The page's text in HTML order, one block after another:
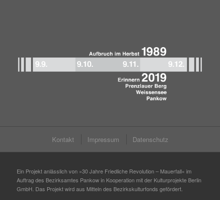
Kontakt Impressum Datenschutz
Ein Projekt anlässlich von »30 Jahre Friedliche Revolution – Mauerfall« im
Auftrag des Bezirksamtes Pankow in Kooperation mit der Kulturprojekte Berlin
GmbH. Das Projekt wird aus Mitteln des Bezirkskulturfonds gefördert.